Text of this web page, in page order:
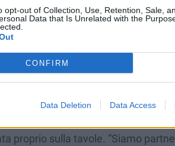
opt-out of Collection, Use, Retention, Sale,
Data that Is Unrelated with the
CONFIRM
Data Deletion Data Access
di praticanti e di associazioni, in
grande successo che il settore ha
occupa anche di formazione.
e surfskate, che è comunque
grazie ai brevetti che
anche per tutto l’anno”. Acsi
la manifestazione di scena dal 16
proprio sulla tavole. “Siamo